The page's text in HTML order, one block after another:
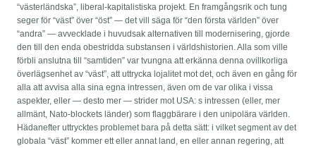
“västerländska”, liberal-kapitalistiska projekt. En framgångsrik och tung
seger för “väst” över “öst” — det vill säga för “den första världen” över
“andra” — avvecklade i huvudsak alternativen till modernisering, gjorde
den till den enda obestridda substansen i världshistorien. Alla som ville
förbli anslutna till “samtiden” var tvungna att erkänna denna ovillkorliga
överlägsenhet av “väst”, att uttrycka lojalitet mot det, och även en gång för
alla att avvisa alla sina egna intressen, även om de var olika i vissa
aspekter, eller — desto mer — strider mot USA: s intressen (eller, mer
allmänt, Nato-blockets länder) som flaggbärare i den unipolära världen.
Hädanefter uttrycktes problemet bara på detta sätt: i vilket segment av det
globala “väst” kommer ett eller annat land, en eller annan regering, att